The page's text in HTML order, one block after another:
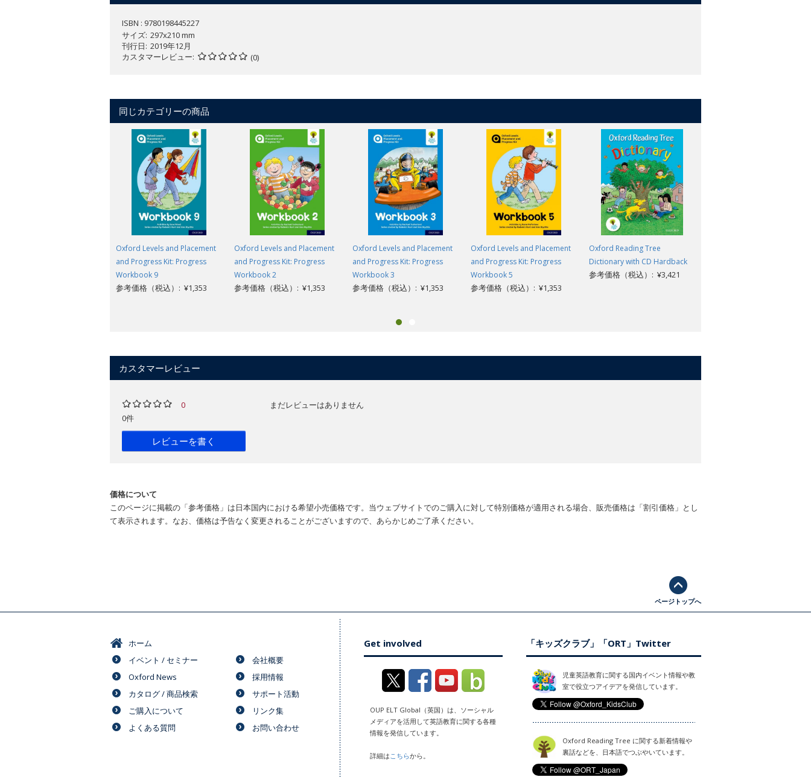
ISBN : 9780198445227
サイズ 297x210 mm
刊行日 2019年12月
カスタマーレビュー
(0)
同じカテゴリーの商品
Oxford Levels and Placement
and Progress Kit: Progress
Workbook 9
参考価格（税込）: ¥1,353
Oxford Levels and Placement
and Progress Kit: Progress
Workbook 2
参考価格（税込）: ¥1,353
Oxford Levels and Placement
and Progress Kit: Progress
Workbook 3
参考価格（税込）: ¥1,353
Oxford Levels and Placement
and Progress Kit: Progress
Workbook 5
参考価格（税込）: ¥1,353
Oxford Reading Tree
Dictionary with CD Hardback
参考価格（税込）: ¥3,421
カスタマーレビュー
0
0件
レビューを書く
まだレビューはありません
価格について
このページに掲載の「参考価格」は日本国内における希望小売価格です。当ウェブサイトでのご購入に対して特別価格が適用される場合、販売価格は「割引価格」とし
て表示されます。なお、価格は予告なく変更されることがございますので、あらかじめご了承ください。
ページトップへ
ホーム
イベント / セミナー
Oxford News
カタログ / 商品検索
ご購入について
よくある質問
会社概要
採用情報
サポート活動
リンク集
お問い合わせ
Get involved
OUP ELT Global（英国）は、ソーシャル
メディアを活用して英語教育に関する各種
情報を発信しています。
詳細はこちらから。
「キッズクラブ」「ORT」Twitter
児童英語教育に関する国内イベント情報や教
室で役立つアイデアを発信しています。
Oxford Reading Tree に関する新着情報や
裏話などを、日本語でつぶやいています。